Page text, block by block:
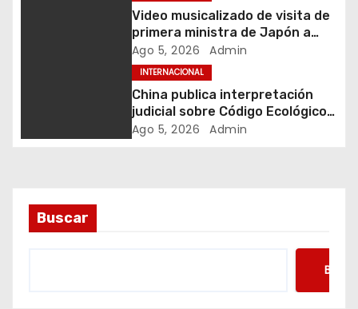
r
d
a
Video musicalizado de visita de
primera ministra de Japón a
zona afectada por sismo
suscita críticas
Ago 5, 2026 Admin
INTERNACIONAL
China publica interpretación
judicial sobre Código Ecológico y
Medioambiental
Ago 5, 2026 Admin
Buscar